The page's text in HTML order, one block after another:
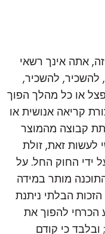
אתה אינך רשאי
להשכיר,
או כל מהלך הפוך
קריאה אנושית או
קבוצה מהמוצר
לעשות זאת, זולת
ידי החוק החל. על
מותר במידה
הבלתי ניתנת
הכרחי להפוך את
כי קודם